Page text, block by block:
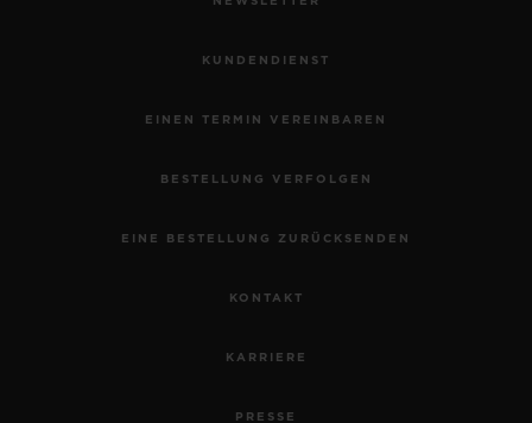
KUNDENDIENST
EINEN TERMIN VEREINBAREN
BESTELLUNG VERFOLGEN
EINE BESTELLUNG ZURÜCKSENDEN
KONTAKT
KARRIERE
PRESSE